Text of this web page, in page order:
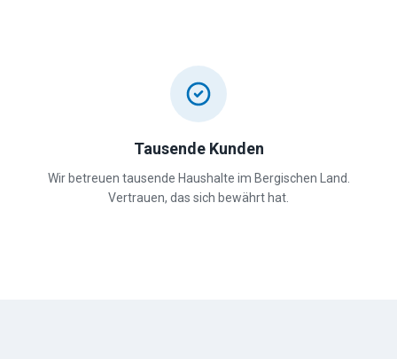
Tausende Kunden
Wir betreuen tausende Haushalte im Bergischen Land.
Vertrauen, das sich bewährt hat.